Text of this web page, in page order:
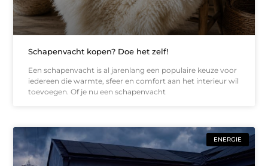
Schapenvacht kopen? Doe het zelf!
Een schapenvacht is al jarenlang een populaire keuze voor
iedereen die warmte, sfeer en comfort aan het interieur wil
toevoegen. Of je nu een schapenvacht
ENERGIE